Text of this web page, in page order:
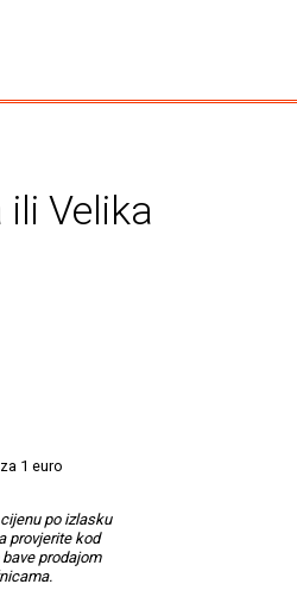
Velika
1 euro
po izlasku
provjerite kod
prodajom